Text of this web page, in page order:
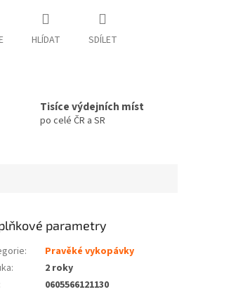
HLÍDAT SDÍLET
Tisíce výdejních míst
po celé ČR a SR
parametry
:
Pravěké vykopávky
:
2 roky
0605566121130